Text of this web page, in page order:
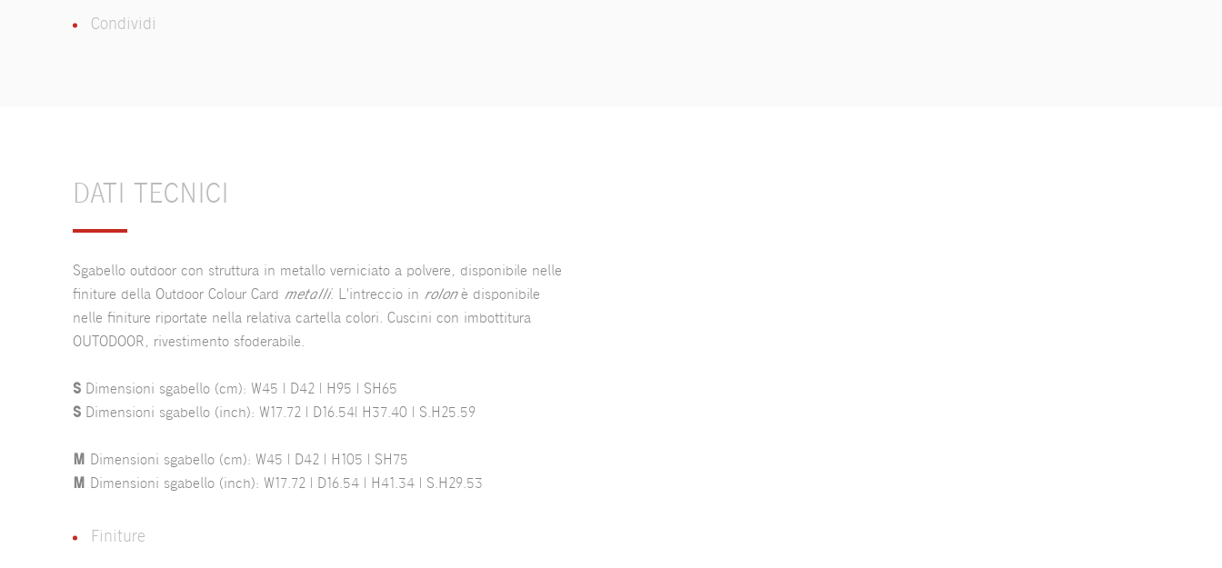
Condividi
DATI TECNICI
Sgabello outdoor con struttura in metallo verniciato a polvere, disponibile nelle
finiture della Outdoor Colour Card metalli. L'intreccio in rolonè disponibile
nelle finiture riportate nella relativa cartella colori. Cuscini con imbottitura
OUTODOOR, rivestimento sfoderabile.
S Dimensioni sgabello (cm): W45 | D42 | H95 | SH65
S Dimensioni sgabello (inch): W17.72 | D16.54| H37.40 | S.H25.59
M
Dimensioni sgabello (cm): W45 | D42 | H105 | SH75
M
Dimensioni sgabello (inch): W17.72 | D16.54 | H41.34 | S.H29.53
Finiture